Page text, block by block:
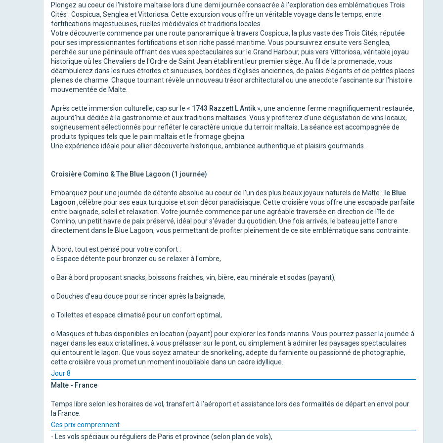
Plongez au coeur de l'histoire maltaise lors d'une demi journée consacrée à l'exploration des emblématiques Trois
Cités : Cospicua, Senglea et Vittoriosa. Cette excursion vous offre un véritable voyage dans le temps, entre
fortifications majestueuses, ruelles médiévales et traditions locales.
Votre découverte commence par une route panoramique à travers Cospicua, la plus vaste des Trois Cités, réputée
pour ses impressionnantes fortifications et son riche passé maritime. Vous poursuivrez ensuite vers Senglea,
perchée sur une péninsule offrant des vues spectaculaires sur le Grand Harbour, puis vers Vittoriosa, véritable joyau
historique où les Chevaliers de l'Ordre de Saint Jean établirent leur premier siège. Au fil de la promenade, vous
déambulerez dans les rues étroites et sinueuses, bordées d'églises anciennes, de palais élégants et de petites places
pleines de charme. Chaque tournant révèle un nouveau trésor architectural ou une anecdote fascinante sur l'histoire
mouvementée de Malte.
Après cette immersion culturelle, cap sur le « 1743 Razzett L Antik», une ancienne ferme magnifiquement restaurée,
aujourd'hui dédiée à la gastronomie et aux traditions maltaises. Vous y profiterez d'une dégustation de vins locaux,
soigneusement sélectionnés pour refléter le caractère unique du terroir maltais. La séance est accompagnée de
produits typiques tels que le pain maltais et le fromage gbejna.
Une expérience idéale pour allier découverte historique, ambiance authentique et plaisirs gourmands.
Croisière Comino & The Blue Lagoon (1 journée)
Embarquez pour une journée de détente absolue au coeur de l'un des plus beaux joyaux naturels de Malte : le Blue
Lagoon ,célèbre pour ses eaux turquoise et son décor paradisiaque. Cette croisière vous offre une escapade parfaite
entre baignade, soleil et relaxation. Votre journée commence par une agréable traversée en direction de l'île de
Comino, un petit havre de paix préservé, idéal pour s'évader du quotidien. Une fois arrivés, le bateau jette l'ancre
directement dans le Blue Lagoon, vous permettant de profiter pleinement de ce site emblématique sans contrainte.
À bord, tout est pensé pour votre confort :
o Espace détente pour bronzer ou se relaxer à l'ombre,
o Bar à bord proposant snacks, boissons fraîches, vin, bière, eau minérale et sodas (payant),
o Douches d'eau douce pour se rincer après la baignade,
o Toilettes et espace climatisé pour un confort optimal,
o Masques et tubas disponibles en location (payant) pour explorer les fonds marins. Vous pourrez passer la journée à
nager dans les eaux cristallines, à vous prélasser sur le pont, ou simplement à admirer les paysages spectaculaires
qui entourent le lagon. Que vous soyez amateur de snorkeling, adepte du farniente ou passionné de photographie,
cette croisière vous promet un moment inoubliable dans un cadre idyllique.
Jour 8
Malte - France
Temps libre selon les horaires de vol, transfert à l'aéroport et assistance lors des formalités de départ en envol pour
la France.
Ces prix comprennent
- Les vols spéciaux ou réguliers de Paris et province (selon plan de vols),